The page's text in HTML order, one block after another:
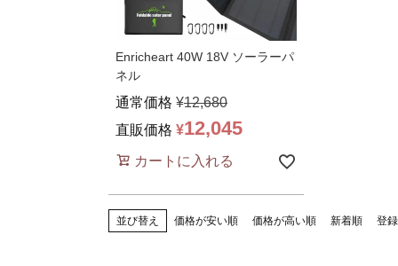
Enricheart 40W 18V ソーラーパ
ネル
通常価格 ¥12,680
直販価格 ¥12,045
カートに入れる
並び替え 価格が安い順 価格が高い順 新着順 登